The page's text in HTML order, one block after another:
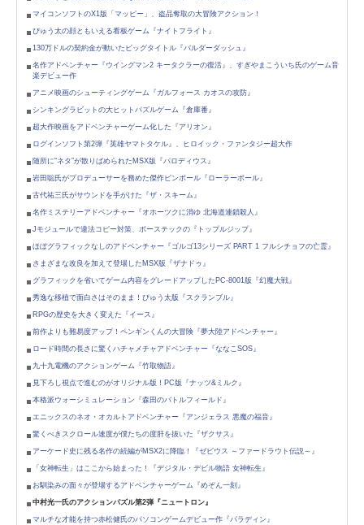
マイコンソフトのX1版「マッピー」、盗品奪取の大冒険アクション！
ぴゅう太の顔ともいえる看板ゲーム『ナイトフライト』
130万ドルの契約金が動いたビッグタイトル『バルダーダッシュ』
名作アドベンチャー『ウイングマン2 キータクラーの復活』、すぎやまこういち氏のゲーム音
楽デビュー作
アニメ映画のシューティングゲーム『ガルフォース カオスの攻防』
シンキングラビットの大ヒットパズルゲーム『倉庫番』
超大作映画をアドベンチャーゲーム化した『アリオン』
ログインソフト第2弾『英雄ヤマトタケル』、ヒロイック・ファンタジー超大作
随所に“ネタ”が散りばめられたMSX版『パロディウス』
岩田聡氏がプロデューサーを務めた傑作ピンボール『ローラーボール』
古代祐三氏がサウンドを手がけた『ザ・スキーム』
名作ミステリーアドベンチャー『オホーツクに消ゆ 北海道連鎖殺人』
Jモジュールで違法コピー対策、ボーステックの『トップルジップ』
ほぼグラフィックなしのアドベンチャー『ゴルゴ13シリーズ PART 1 フルシチョフの亡霊』
さまざまな改良を加えて登場したMSX版『ザナドゥ』
グラフィックを省いてゲーム内容をグレードアップしたPC-8001版『幻魔大戦』
秀逸な移植で面白さはそのまま！ぴゅう太版『スクランブル』
RPGの歴史を大きく変えた『イース』
前作よりも難易度アップ！ペンギンくんの大冒険『夢大陸アドベンチャー』
ロード時間の長さに驚くハチャメチャアドベンチャー『ななこSOS』
九十九電機のアクションゲーム『竹取物語』
見下ろし視点で進むのがオリジナル版！PC版『ナッツ&ミルク』
本格派ウォーシミュレーション『森田のバトルフィールド』
エニックスのネオ・オカルトアドベンチャー『アンジェラス 悪魔の福音』
驚くべきスクロール速度が僕たちの度肝を抜いた『ザクサス』
アーケード史に残る名作の続編がMSX2に降臨！『ゼビウス ～ファードラウト伝説～』
「女神転生」はここから始まった！『デジタル・デビル物語 女神転生』
お馴染みの面々が登場するアドベンチャーゲーム『めぞん一刻』
中村光一氏のアクションパズル第2弾『ニュートロン』
マルチな才能を持つ赤松健氏のパソコンゲームデビュー作『パラディン』